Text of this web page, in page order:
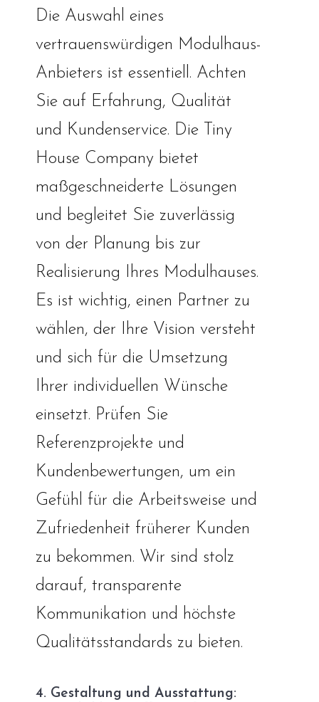
Die Auswahl eines
vertrauenswürdigen Modulhaus-
Anbieters ist essentiell. Achten
Sie auf Erfahrung, Qualität
und Kundenservice. Die Tiny
House Company bietet
maßgeschneiderte Lösungen
und begleitet Sie zuverlässig
von der Planung bis zur
Realisierung Ihres Modulhauses.
Es ist wichtig, einen Partner zu
wählen, der Ihre Vision versteht
und sich für die Umsetzung
Ihrer individuellen Wünsche
einsetzt. Prüfen Sie
Referenzprojekte und
Kundenbewertungen, um ein
Gefühl für die Arbeitsweise und
Zufriedenheit früherer Kunden
zu bekommen. Wir sind stolz
darauf, transparente
Kommunikation und höchste
Qualitätsstandards zu bieten.
4. Gestaltung und Ausstattung: